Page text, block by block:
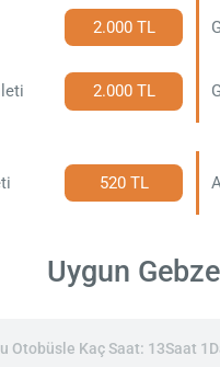
2.000 TL
2.000 TL
520 TL
Uygun
Otobüsle Kaç Saat: 13Saat